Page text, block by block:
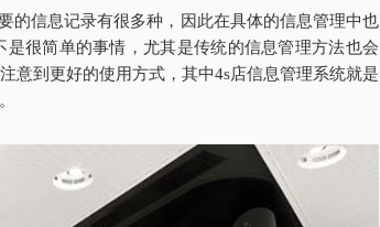
的信息记录有很多种，因此在具体的信息管理中也
很简单的事情，尤其是传统的信息管理方法也会
意到更好的使用方式，其中4s店信息管理系统就是